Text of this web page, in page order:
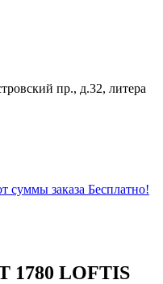
пр., д.32, литера
суммы заказа Бесплатно!
1780 LOFTIS